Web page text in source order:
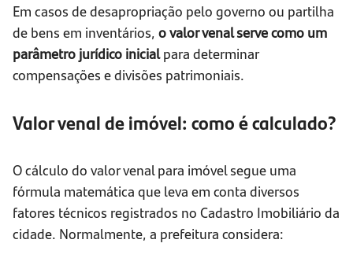
Em casos de desapropriação pelo governo ou partilha
de bens em inventários, o valor venal serve como um
parâmetro jurídico inicialpara determinar
compensações e divisões patrimoniais.
Valor venal de imóvel: como é calculado?
O cálculo do valor venal para imóvel segue uma
fórmula matemática que leva em conta diversos
fatores técnicos registrados no Cadastro Imobiliário da
cidade. Normalmente, a prefeitura considera: